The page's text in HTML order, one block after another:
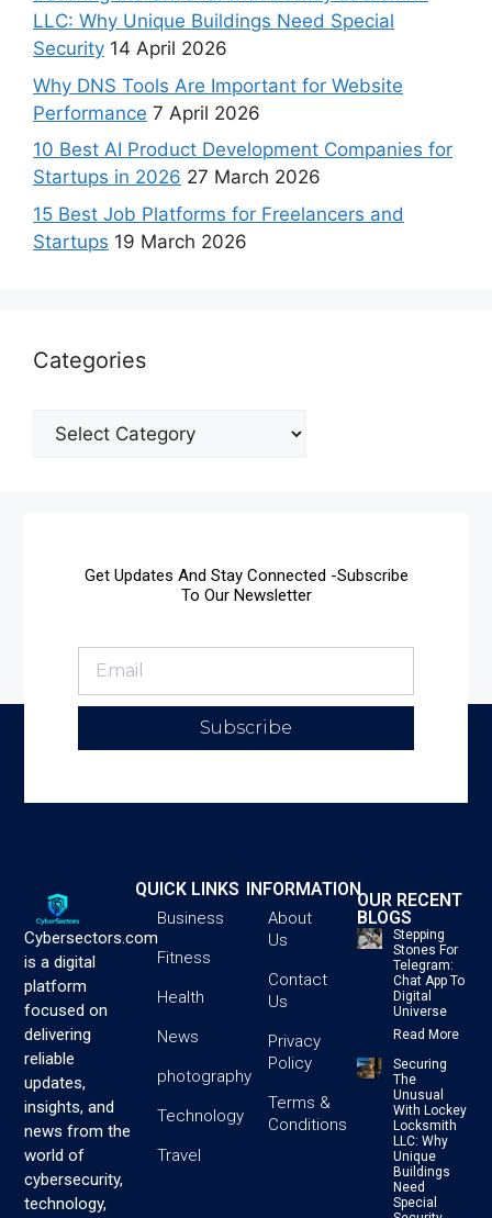
LLC: Why Unique Buildings Need Special
Security 14 April 2026
Why DNS Tools Are Important for Website
Performance 7 April 2026
10 Best AI Product Development Companies for
Startups in 2026 27 March 2026
15 Best Job Platforms for Freelancers and
Startups 19 March 2026
Categories
Get Updates And Stay Connected -Subscribe
To Our Newsletter
Subscribe
Cybersectors.com
is a digital
platform
focused on
delivering
reliable
updates,
insights, and
news from the
world of
cybersecurity,
technology,
QUICK LINKS
Business
Fitness
Health
News
photography
Technology
Travel
INFORMATION
About
Us
Contact
Us
Privacy
Policy
Terms &
Conditions
OUR RECENT
BLOGS
Stepping
Stones For
Telegram:
Chat App To
Digital
Universe
Read More
Securing
The
Unusual
With Lockey
Locksmith
LLC: Why
Unique
Buildings
Need
Special